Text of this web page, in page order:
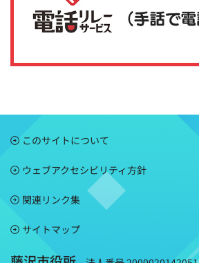
このサイトについて
ウェブアクセシビリティ方針
関連リンク集
サイトマップ